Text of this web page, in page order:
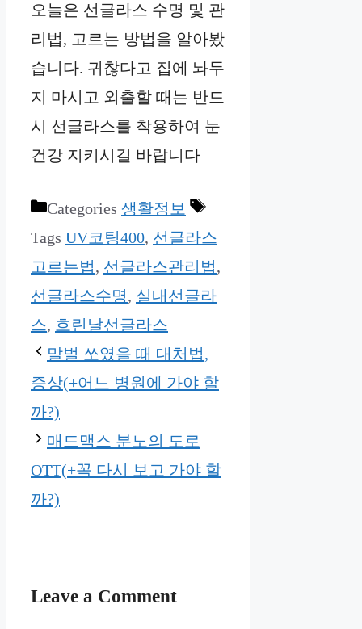
오늘은 선글라스 수명 및 관
리법, 고르는 방법을 알아봤
습니다. 귀찮다고 집에 놔두
지 마시고 외출할 때는 반드
시 선글라스를 착용하여 눈
건강 지키시길 바랍니다
Categories 생활정보
Tags UV코팅400, 선글라스
고르는법, 선글라스관리법,
선글라스수명, 실내선글라
스, 흐린날선글라스
말벌 쏘였을 때 대처법,
증상(+어느 병원에 가야 할
까?)
매드맥스 분노의 도로
OTT(+꼭 다시 보고 가야 할
까?)
Leave a Comment